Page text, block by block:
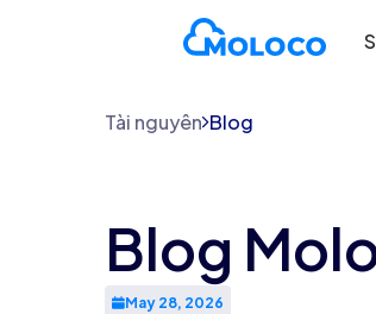
Tài nguyên Blog
Blog
May 28, 2026